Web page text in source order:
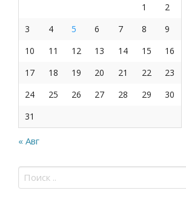
1
2
3
4 5 6 7 8
9
10
11 12 13 14 15
16
17
18 19 20 21 22
23
24
25 26 27 28 29
30
31
« Авг